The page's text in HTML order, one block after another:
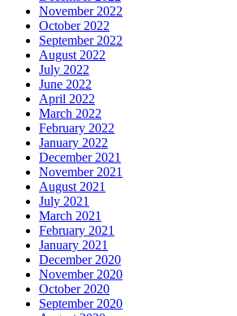
November 2022
October 2022
September 2022
August 2022
July 2022
June 2022
April 2022
March 2022
February 2022
January 2022
December 2021
November 2021
August 2021
July 2021
March 2021
February 2021
January 2021
December 2020
November 2020
October 2020
September 2020